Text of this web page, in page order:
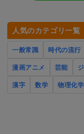
人気のカテゴリ一覧
一般常識 時代の流行
漫画アニメ
芸能
漢字
数学 物理化